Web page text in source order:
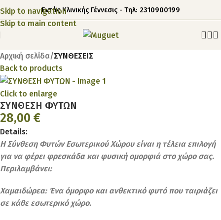
Skip to navigation
Skip to main content
Εντός Κλινικής Γέννεσις - Τηλ: 2310900199
Αρχική σελίδα ΣΥΝΘΕΣΕΙΣ
Back to products
Click to enlarge
ΣΥΝΘΕΣΗ ΦΥΤΩΝ
28,00 €
Details:
Η Σύνθεση Φυτών Εσωτερικού Χώρου είναι η τέλεια επιλογή
για να φέρει φρεσκάδα και φυσική ομορφιά στο χώρο σας.
Περιλαμβάνει:
Χαμαιδώρεα: Ένα όμορφο και ανθεκτικό φυτό που ταιριάζει
σε κάθε εσωτερικό χώρο.